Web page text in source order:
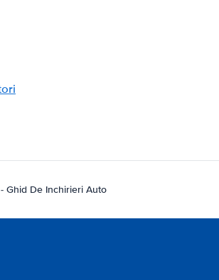
Ghid De Inchirieri Auto